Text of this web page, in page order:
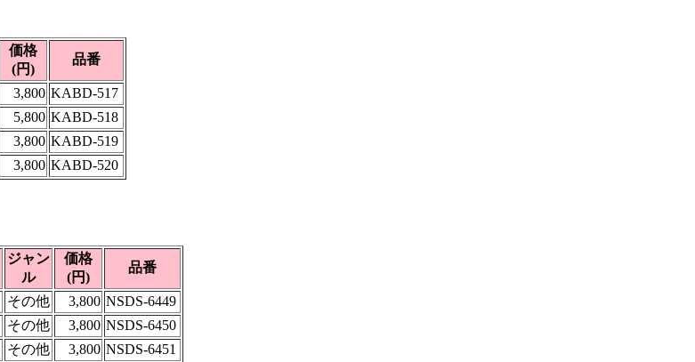
価格
(円)
品番
3,800 KABD-517
5,800 KABD-518
3,800 KABD-519
3,800 KABD-520
ジャン
ル
価格
(円)
品番
その他 3,800 NSDS-6449
その他 3,800 NSDS-6450
その他 3,800 NSDS-6451